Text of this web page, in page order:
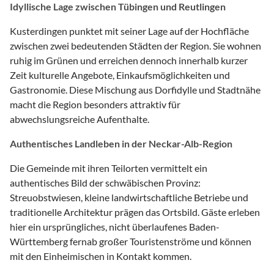
Idyllische Lage zwischen Tübingen und Reutlingen
Kusterdingen punktet mit seiner Lage auf der Hochfläche
zwischen zwei bedeutenden Städten der Region. Sie wohnen
ruhig im Grünen und erreichen dennoch innerhalb kurzer
Zeit kulturelle Angebote, Einkaufsmöglichkeiten und
Gastronomie. Diese Mischung aus Dorfidylle und Stadtnähe
macht die Region besonders attraktiv für
abwechslungsreiche Aufenthalte.
Authentisches Landleben in der Neckar-Alb-Region
Die Gemeinde mit ihren Teilorten vermittelt ein
authentisches Bild der schwäbischen Provinz:
Streuobstwiesen, kleine landwirtschaftliche Betriebe und
traditionelle Architektur prägen das Ortsbild. Gäste erleben
hier ein ursprüngliches, nicht überlaufenes Baden-
Württemberg fernab großer Touristenströme und können
mit den Einheimischen in Kontakt kommen.